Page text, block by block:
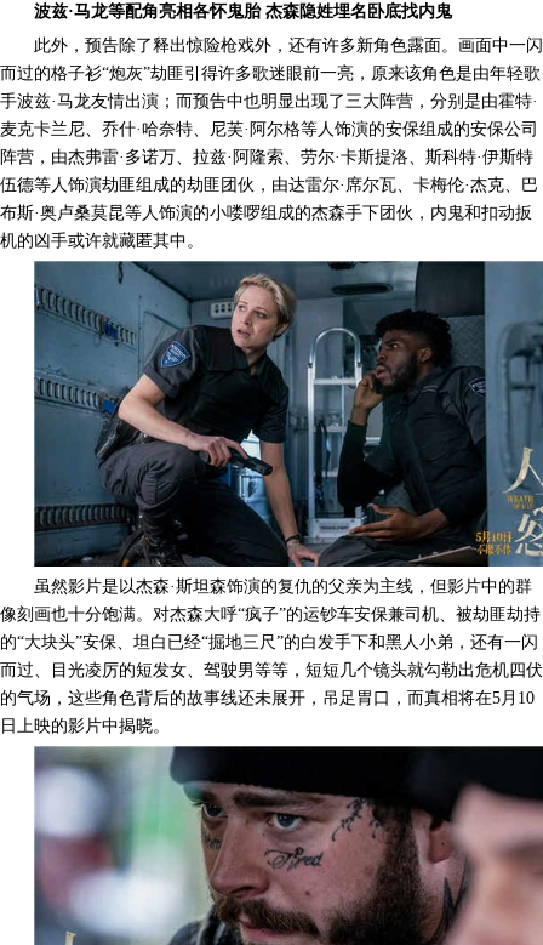
波兹·马龙等配角亮相各怀鬼胎 杰森隐姓埋名卧底找内鬼
此外，预告除了释出惊险枪戏外，还有许多新角色露面。画面中一闪
而过的格子衫“炮灰”劫匪引得许多歌迷眼前一亮，原来该角色是由年轻歌
手波兹·马龙友情出演；而预告中也明显出现了三大阵营，分别是由霍特·
麦克卡兰尼、乔什·哈奈特、尼芙·阿尔格等人饰演的安保组成的安保公司
阵营，由杰弗雷·多诺万、拉兹·阿隆索、劳尔·卡斯提洛、斯科特·伊斯特
伍德等人饰演劫匪组成的劫匪团伙，由达雷尔·席尔瓦、卡梅伦·杰克、巴
布斯·奥卢桑莫昆等人饰演的小喽啰组成的杰森手下团伙，内鬼和扣动扳
机的凶手或许就藏匿其中。
虽然影片是以杰森·斯坦森饰演的复仇的父亲为主线，但影片中的群
像刻画也十分饱满。对杰森大呼“疯子”的运钞车安保兼司机、被劫匪劫持
的“大块头”安保、坦白已经“掘地三尺”的白发手下和黑人小弟，还有一闪
而过、目光凌厉的短发女、驾驶男等等，短短几个镜头就勾勒出危机四伏
的气场，这些角色背后的故事线还未展开，吊足胃口，而真相将在5 月 10
日上映的影片中揭晓。